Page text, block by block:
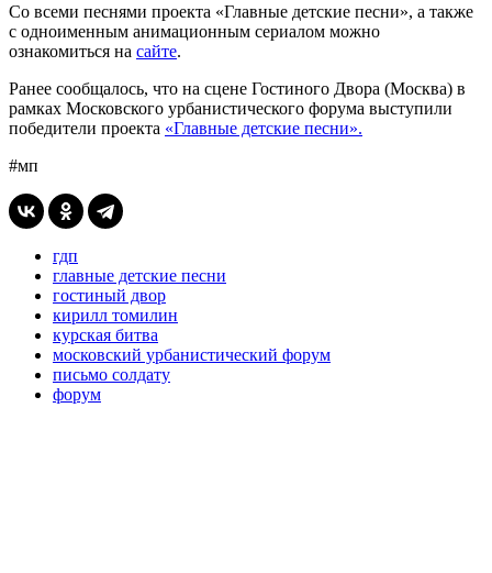
Со всеми песнями проекта «Главные детские песни», а также
с одноименным анимационным сериалом можно
ознакомиться на сайте.
Ранее сообщалось, что на сцене Гостиного Двора (Москва) в
рамках Московского урбанистического форума выступили
победители проекта «Главные детские песни».
#мп
гдп
главные детские песни
гостиный двор
кирилл томилин
курская битва
московский урбанистический форум
письмо солдату
форум